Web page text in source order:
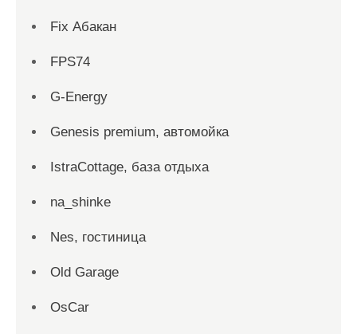
Fix Абакан
FPS74
G-Energy
Genesis premium, автомойка
IstraCottage, база отдыха
na_shinke
Nes, гостиница
Old Garage
OsCar